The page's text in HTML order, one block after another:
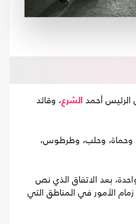
الرئيس أحمد الشرع، وقائد
وحلب، وطرطوس،
بعد الاتفاق الذي نص
الأمور في المناطق التي